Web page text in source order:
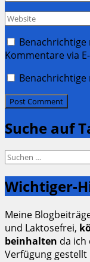
Website
Kommentare via
Benachrichtige
Suche auf
Suchen
Wichtiger-
Meine
und Laktosefrei,
beinhalten da ich
Verfügung gestellt